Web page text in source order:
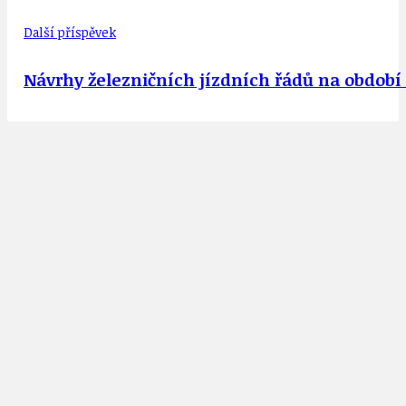
Další příspěvek
Návrhy železničních jízdních řádů na období